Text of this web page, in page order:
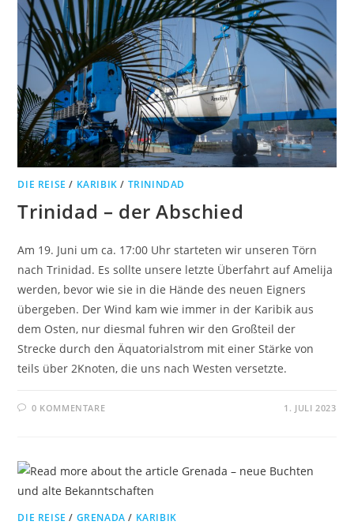
DIE REISE / KARIBIK / TRININDAD
Trinidad – der Abschied
Am 19. Juni um ca. 17:00 Uhr starteten wir unseren Törn
nach Trinidad. Es sollte unsere letzte Überfahrt auf Amelija
werden, bevor wie sie in die Hände des neuen Eigners
übergeben. Der Wind kam wie immer in der Karibik aus
dem Osten, nur diesmal fuhren wir den Großteil der
Strecke durch den Äquatorialstrom mit einer Stärke von
teils über 2Knoten, die uns nach Westen versetzte.
0 KOMMENTARE 1. JULI 2023
DIE REISE / GRENADA / KARIBIK